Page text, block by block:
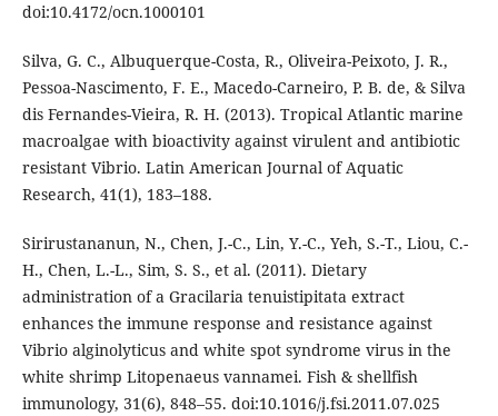
doi:10.4172/ocn.1000101
Silva, G. C., Albuquerque-Costa, R., Oliveira-Peixoto, J. R.,
Pessoa-Nascimento, F. E., Macedo-Carneiro, P. B. de, & Silva
dis Fernandes-Vieira, R. H. (2013). Tropical Atlantic marine
macroalgae with bioactivity against virulent and antibiotic
resistant Vibrio. Latin American Journal of Aquatic
Research, 41(1), 183–188.
Sirirustananun, N., Chen, J.-C., Lin, Y.-C., Yeh, S.-T., Liou, C.-
H., Chen, L.-L., Sim, S. S., et al. (2011). Dietary
administration of a Gracilaria tenuistipitata extract
enhances the immune response and resistance against
Vibrio alginolyticus and white spot syndrome virus in the
white shrimp Litopenaeus vannamei. Fish & shellfish
immunology, 31(6), 848–55. doi:10.1016/j.fsi.2011.07.025